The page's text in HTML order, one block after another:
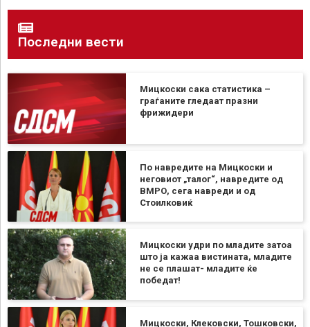
Последни вести
Мицкоски сака статистика –
граѓаните гледаат празни
фрижидери
По навредите на Мицкоски и
неговиот „талог“, навредите од
ВМРО, сега навреди и од
Стоилковиќ
Мицкоски удри по младите затоа
што ја кажаа вистината, младите
не се плашат- младите ќе
победат!
Мицкоски, Клековски, Тошковски,